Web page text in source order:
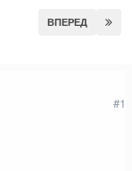
ВПЕРЕД
#1